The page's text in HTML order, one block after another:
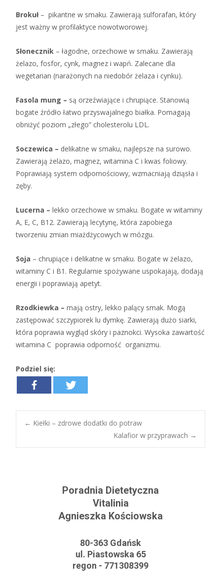
Brokuł – pikantne w smaku. Zawierają sulforafan, który
jest ważny w profilaktyce nowotworowej.
Słonecznik – łagodne, orzechowe w smaku. Zawierają
żelazo, fosfor, cynk, magnez i wapń. Zalecane dla
wegetarian (narażonych na niedobór żelaza i cynku).
Fasola mung – są orzeźwiające i chrupiące. Stanowią
bogate źródło łatwo przyswajalnego białka. Pomagają
obniżyć poziom „złego” cholesterolu LDL.
Soczewica – delikatne w smaku, najlepsze na surowo.
Zawierają żelazo, magnez, witamina C i kwas foliowy.
Poprawiają system odpornościowy, wzmacniają dziąsła i
zęby.
Lucerna – lekko orzechowe w smaku. Bogate w witaminy
A, E, C, B12. Zawierają lecytynę, która zapobiega
tworzeniu zmian miażdżycowych w mózgu.
Soja – chrupiące i delikatne w smaku. Bogate w żelazo,
witaminy C i B1. Regularnie spożywane uspokajają, dodają
energii i poprawiają apetyt.
Rzodkiewka – mają ostry, lekko palący smak. Mogą
zastępować szczypiorek lu dymkę. Zawierają dużo siarki,
która poprawia wygląd skóry i paznokci. Wysoka zawartość
witamina C poprawia odporność organizmu.
Podziel się:
Post navigation
← Kiełki – zdrowe dodatki do potraw
Kalafior w przyprawach →
Poradnia Dietetyczna
Vitalinia
Agnieszka Kościowska
80-363 Gdańsk
ul. Piastowska 65
regon - 771308399